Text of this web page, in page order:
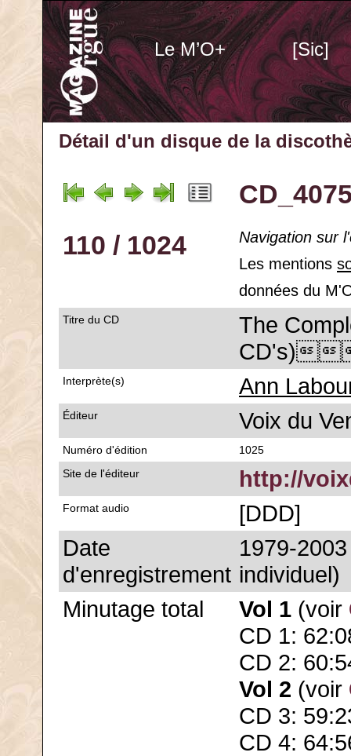
Le M’O+ [Sic]
Détail d'un disque de la
110 / 1024
Navigation sur
Les mentions
données du
Titre du CD
The
Interprète(s) Ann
Éditeur Voix du
Numéro d'édition
1025
Site de l'éditeur
http://
Format audio
[DDD]
Date
d'enregistrement
1979-
individuel)
Minutage total
Vol 1 (voir
CD 1:
CD 2:
Vol 2 (voir
CD 3:
CD 4: